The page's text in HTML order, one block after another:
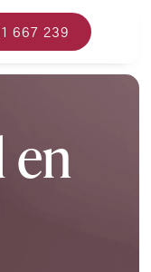
667 239
en